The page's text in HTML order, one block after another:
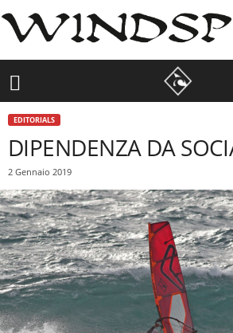
EDITORIALS
DIPENDENZA DA
2 Gennaio 2019